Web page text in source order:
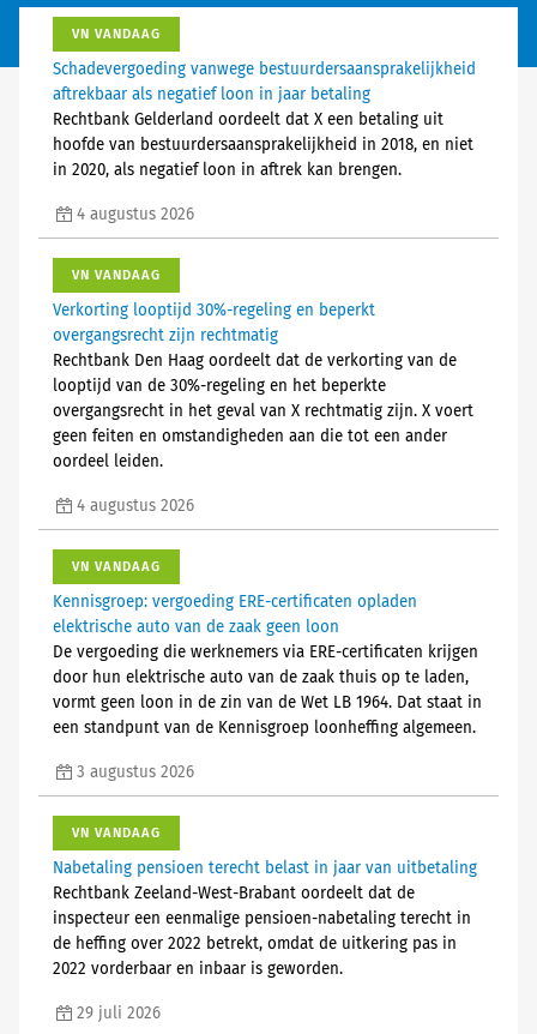
VN VANDAAG
Schadevergoeding vanwege bestuurdersaansprakelijkheid
aftrekbaar als negatief loon in jaar betaling
Rechtbank Gelderland oordeelt dat X een betaling uit
hoofde van bestuurdersaansprakelijkheid in 2018, en niet
in 2020, als negatief loon in aftrek kan brengen.
4 augustus 2026
VN VANDAAG
Verkorting looptijd 30%-regeling en beperkt
overgangsrecht zijn rechtmatig
Rechtbank Den Haag oordeelt dat de verkorting van de
looptijd van de 30%-regeling en het beperkte
overgangsrecht in het geval van X rechtmatig zijn. X voert
geen feiten en omstandigheden aan die tot een ander
oordeel leiden.
4 augustus 2026
VN VANDAAG
Kennisgroep: vergoeding ERE-certificaten opladen
elektrische auto van de zaak geen loon
De vergoeding die werknemers via ERE-certificaten krijgen
door hun elektrische auto van de zaak thuis op te laden,
vormt geen loon in de zin van de Wet LB 1964. Dat staat in
een standpunt van de Kennisgroep loonheffing algemeen.
3 augustus 2026
VN VANDAAG
Nabetaling pensioen terecht belast in jaar van uitbetaling
Rechtbank Zeeland-West-Brabant oordeelt dat de
inspecteur een eenmalige pensioen-nabetaling terecht in
de heffing over 2022 betrekt, omdat de uitkering pas in
2022 vorderbaar en inbaar is geworden.
29 juli 2026